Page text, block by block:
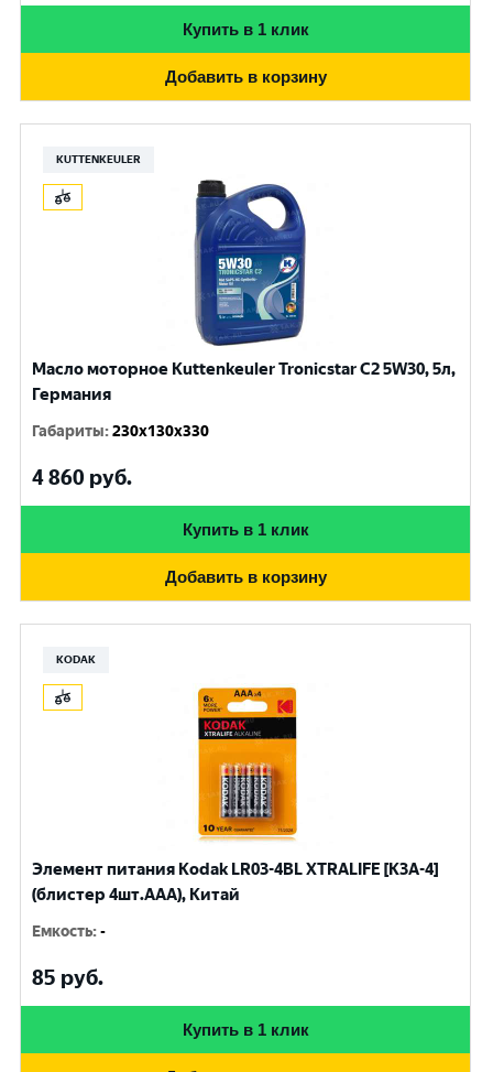
Купить в 1 клик
Добавить в корзину
KUTTENKEULER
Масло моторное Kuttenkeuler Tronicstar C2 5W30, 5л,
Германия
Габариты:230x130x330
4 860 руб.
Купить в 1 клик
Добавить в корзину
KODAK
Элемент питания Kodak LR03-4BL XTRALIFE [K3A-4]
(блистер 4шт.AАА), Китай
Емкость:-
85 руб.
Купить в 1 клик